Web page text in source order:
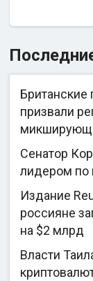
Британские
призвали
Сенатор
лидером по
Издание
россияне
на $2 млрд
Власти